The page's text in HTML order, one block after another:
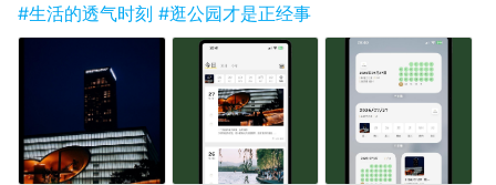
#生活的透气时刻 #逛公园才是正经事